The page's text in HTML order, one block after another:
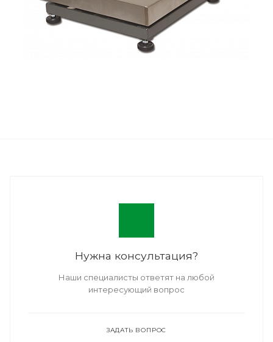
Нужна консультация?
Наши специалисты ответят на любой
интересующий вопрос
ЗАДАТЬ ВОПРОС